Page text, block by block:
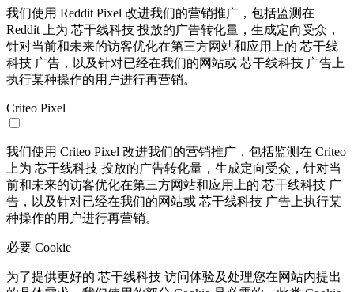
我们使用 Reddit Pixel 改进我们的营销推广，包括监测在
Reddit 上为 芯干线科技 投放的广告转化量，生成定向受众，
针对当前和未来的访客优化在第三方网站和应用上的 芯干线
科技 广告，以及针对已经在我们的网站或 芯干线科技 广告上
执行某种操作的用户进行再营销。
Criteo Pixel
我们使用 Criteo Pixel 改进我们的营销推广，包括监测在 Criteo
上为 芯干线科技 投放的广告转化量，生成定向受众，针对当
前和未来的访客优化在第三方网站和应用上的 芯干线科技 广
告，以及针对已经在我们的网站或 芯干线科技 广告上执行某
种操作的用户进行再营销。
必要 Cookie
为了提供更好的 芯干线科技 访问体验及处理您在网站内提出